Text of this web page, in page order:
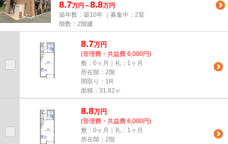
8.7万円～8.8万円
築年数：築10年 ｜募集中： 2室
階数：2階建
8.7万円
(管理費・共益費 6,000円)
敷：0ヶ月｜礼：1ヶ月
所在階：2階
間取り：1R
面積：31.82㎡
8.8万円
(管理費・共益費 6,000円)
敷：0ヶ月｜礼：1ヶ月
所在階：2階